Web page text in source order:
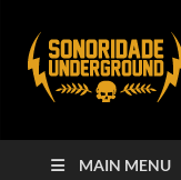
MAIN MENU